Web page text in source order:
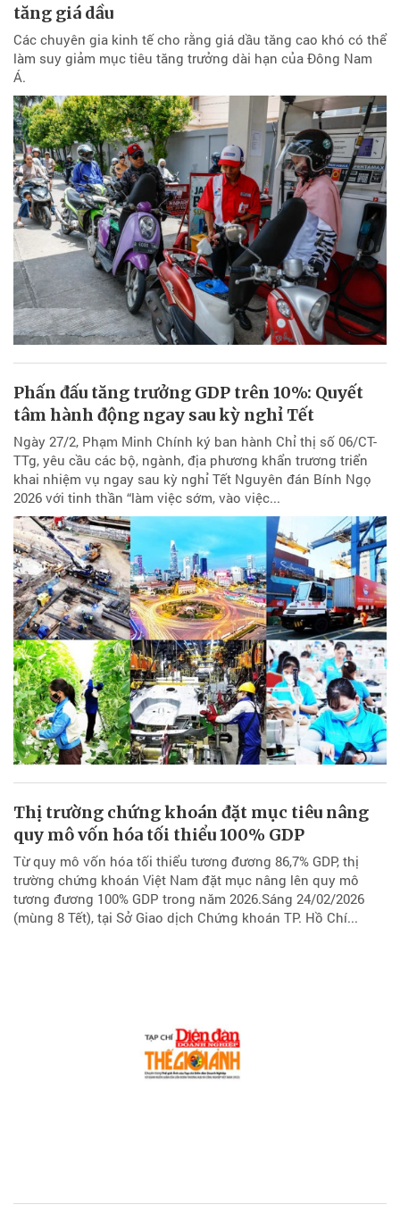
tăng giá dầu
Các chuyên gia kinh tế cho rằng giá dầu tăng cao khó có thể
làm suy giảm mục tiêu tăng trưởng dài hạn của Đông Nam
Á.
Phấn đấu tăng trưởng GDP trên 10%: Quyết
tâm hành động ngay sau kỳ nghỉ Tết
Ngày 27/2, Phạm Minh Chính ký ban hành Chỉ thị số 06/CT-
TTg, yêu cầu các bộ, ngành, địa phương khẩn trương triển
khai nhiệm vụ ngay sau kỳ nghỉ Tết Nguyên đán Bính Ngọ
2026 với tinh thần “làm việc sớm, vào việc...
Thị trường chứng khoán đặt mục tiêu nâng
quy mô vốn hóa tối thiểu 100% GDP
Từ quy mô vốn hóa tối thiểu tương đương 86,7% GDP, thị
trường chứng khoán Việt Nam đặt mục nâng lên quy mô
tương đương 100% GDP trong năm 2026.Sáng 24/02/2026
(mùng 8 Tết), tại Sở Giao dịch Chứng khoán TP. Hồ Chí...